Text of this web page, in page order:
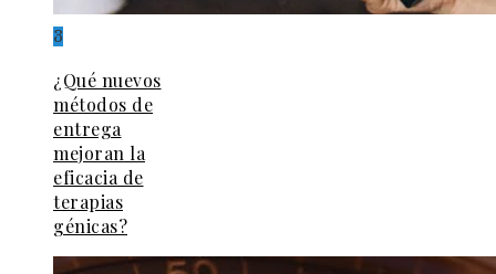
3
¿Qué nuevos
métodos de
entrega
mejoran la
eficacia de
terapias
génicas?